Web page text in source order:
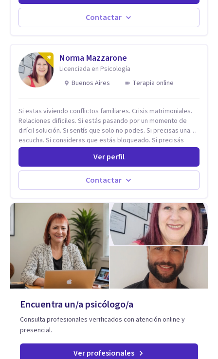
Bernardino, Hospital Psiquiátrico Infantil y el Centro de
Integración Juvenil. Además, tuve el privilegio de colaborar
en comunidades como Olivar del Conde y Xochimilco, lo que
Contactar
Norma Mazzarone
Licenciada en Psicología
Buenos Aires
Terapia online
Si estas viviendo conflictos familiares. Crisis matrimoniales.
Relaciones dificiles. Si estás pasando por un momento de
difícil solución. Si sentís que solo no podes. Si precisas una
escucha. Si consideras que estás bloqueado. Si precisás
comprensión. Si no logras definir proyectos, objetivos,
sueños, deseos. Si pensás que lo que te pasa no es tan
grave, pero podría ayudar. Si estás en adicciones y tu
intención es hacer algo con lo que te está pasando. No dudes
en comunicarte a fin de comenzar a resolver la situación que
Ver perfil
Contactar
Encuentra un/a psicólogo/a
Consulta profesionales verificados con atención online y
presencial.
Ver profesionales